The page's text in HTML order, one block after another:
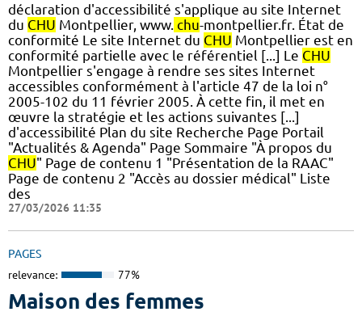
déclaration d'accessibilité s'applique au site Internet
du CHU Montpellier, www. chu-montpellier.fr. État de
conformité Le site Internet du CHU Montpellier est en
conformité partielle avec le référentiel [...] Le CHU
Montpellier s'engage à rendre ses sites Internet
accessibles conformément à l'article 47 de la loi n°
2005-102 du 11 février 2005. À cette fin, il met en
œuvre la stratégie et les actions suivantes [...]
d'accessibilité Plan du site Recherche Page Portail
"Actualités & Agenda" Page Sommaire "À propos du
CHU" Page de contenu 1 "Présentation de la RAAC"
Page de contenu 2 "Accès au dossier médical" Liste
des
27/03/2026 11:35
PAGES
relevance: 77%
Maison des femmes